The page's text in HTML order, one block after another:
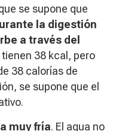
se supone que
la digestión
a través del
38 kcal, pero
38 calorías de
se supone que el
muy fría. El agua no